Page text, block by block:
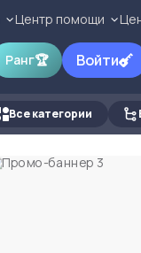
Центр помощи
Ранг🏆 Войти
Все категории